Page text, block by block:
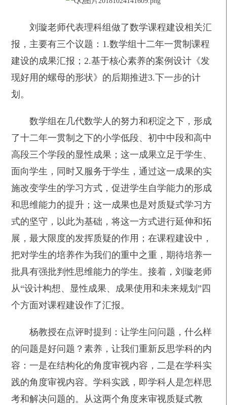
刘璇老师代表理科组做了数学课程建设相关汇
报，主要有三个议题：1.数学组十二年一贯制课程
建设的成果汇报；2.基于核心素养的案例设计《发
现好用的螺母的形状》的后期推进3.下一步的计
划。
数学组在几代数学人的努力和积淀之下，形成
了十二年一贯制之下的小学低段、初中中段和高中
高段三个学段的显性成果；这一成果立足于学生、
面向学生，同时又服务于学生，通过这一成果的实
施改变学生的学习方式，促进学生自学能力的形成
和思维能力的提升；这一成果也是对质疑式学习方
式的坚守，以此为基础，将这一方式进行延伸和拓
展，最大限度的发挥质疑的作用；在课程建设中，
把对学生的培养作为我们的重中之重，期待培养一
批具有强批判性思维能力的学生。接着，刘璇老师
从“设计构想、显性成果、成果使用和未来规划”四
个方面对课程建设作了汇报。
杨教授在点评时提到：让学生问问题，什么样
的问题是好问题？素养，让我们重新反思学科的内
容：一是在结构化的角度审视内容，二是在学科实
践的角度审视内容。学科实践，即学科人是怎样思
考和解决问题的。从这两个角度来审视质疑式教